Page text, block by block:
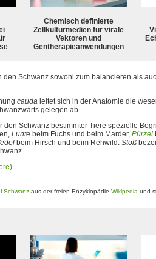
Chemisch definierte
Zellkulturmedien für virale
Vektoren und
Gentherapieanwendungen
den Schwanz sowohl zum balancieren als
cauda leitet sich in der Anatomie die
gelegen ab.
den Schwanz bestimmter Tiere spezielle
Lunte beim Fuchs und beim Marder, Pürzel
beim Hirsch und beim Rehwild. Stoß
Schwanz aus der freien Enzyklopädie Wikipedia und